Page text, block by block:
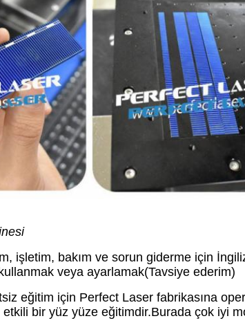
işletim, bakım ve sorun giderme için
veya ayarlamak(Tavsiye ederim)
eğitim için Perfect Laser fabrikasına
bir yüz yüze eğitimdir.Burada çok iyi